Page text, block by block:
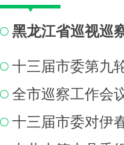
十三届市委第九